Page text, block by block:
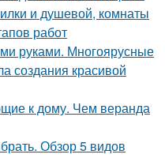
и душевой, комнаты
работ
руками. Многоярусные
создания красивой
к дому. Чем веранда
Обзор 5 видов